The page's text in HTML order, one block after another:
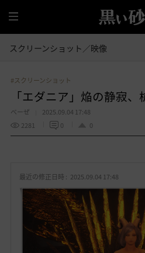
全
体
スクリーンショット／映像
#スクリーンショット
「エダニア」焔の静寂
べーぜ
2025.09.04 17:48
2281
0 0
最近の修正日時 : 2025.09.04 17:48